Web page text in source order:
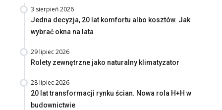
3 sierpień 2026
Jedna decyzja, 20 lat komfortu albo kosztów. Jak
wybrać okna na lata
29 lipiec 2026
Rolety zewnętrzne jako naturalny klimatyzator
28 lipiec 2026
20 lat transformacji rynku ścian. Nowa rola H+H w
budownictwie